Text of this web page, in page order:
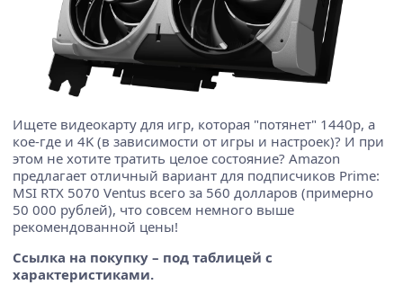
Ищете видеокарту для игр, которая "потянет" 1440p, а
кое-где и 4K (в зависимости от игры и настроек)? И при
этом не хотите тратить целое состояние? Amazon
предлагает отличный вариант для подписчиков Prime:
MSI RTX 5070 Ventus всего за 560 долларов (примерно
50 000 рублей), что совсем немного выше
рекомендованной цены!
Ссылка на покупку – под таблицей с
характеристиками.